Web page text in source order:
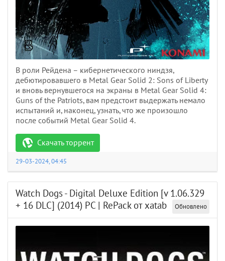
В роли Рейдена – кибернетического ниндзя,
дебютировавшего в Metal Gear Solid 2: Sons of Liberty
и вновь вернувшегося на экраны в Metal Gear Solid 4:
Guns of the Patriots, вам предстоит выдержать немало
испытаний и, наконец, узнать, что же произошло
после событий Metal Gear Solid 4.
Скачать торрент
29-03-2024, 04:45
Watch Dogs - Digital Deluxe Edition [v 1.06.329
+ 16 DLC] (2014) PC | RePack от xatab
Обновлено